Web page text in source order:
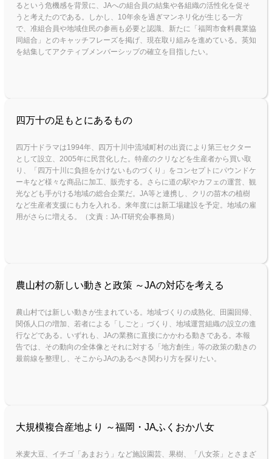
るという危機感を背景に、JAへの組合員の結集や各組織の活性化を促そ
うと考えたのである。しかし、10年余を過ぎマンネリ化が生じる一方
で、准組合員や地域住民の参画も必要と認識、新たに「福岡市食料農業協
同組合」とのキャッチフレーズを掲げ、現在取り組みを進めている。英知
を結集してアクティブメンバーシップの確立を目指したい。
四万十の足もとにあるもの
四万十ドラマは1994年、四万十川中流域町村の出資により第三セクター
として設立、2005年に民営化した。特産のクリなどを生産者から買い取
り、「四万十川に負担をかけないものづくり」をコンセプトにパウンドケ
ーキなど様々な商品に加工、販売する。さらに道の駅やカフェの運営、観
光なども手がける地域の総合企業だ。JA等と連携し、クリの苗木の植樹
など生産者支援にも力を入れる。来年度には新工場建設を予定。地域の雇
用がさらに増える。（文責：JA-IT研究会事務局）
農山村の新しい動きと政策 ～JAの対応を考える
農山村では新しい動きが生まれている。地域づくりの成熟化、田園回帰、
関係人口の増加、若者による「しごと」づくり、地域運営組織の設立の進
行などである。いずれも、JAの業務に直接にかかわる動きである。本報
告では、その動向の全体像とそれに対する「地方創生」等の政策の動きの
最前線を整理し、そこからJAのあるべき関わり方を探りたい。
大規模複合産地より ～福岡・JAふくおか八女
米麦大豆、イチゴ「あまおう」など施設園芸、果樹、「八女茶」とさまざ